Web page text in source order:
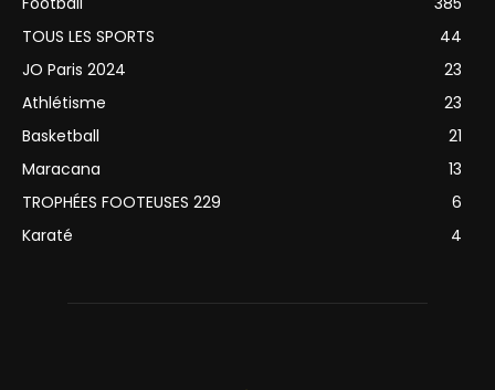
TOUS LES SPORTS
44
JO Paris 2024
23
Athlétisme
23
Basketball
21
Maracana
13
TROPHÉES FOOTEUSES 229
6
Karaté
4